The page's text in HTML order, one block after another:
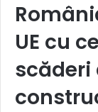
UE cu
scăderi